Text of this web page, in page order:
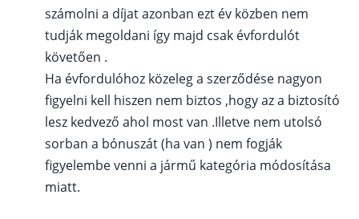
számolni a díjat azonban ezt év közben nem
tudják megoldani így majd csak évfordulót
követően .
Ha évfordulóhoz közeleg a szerződése nagyon
figyelni kell hiszen nem biztos ,hogy az a biztosító
lesz kedvező ahol most van .Illetve nem utolsó
sorban a bónuszát (ha van ) nem fogják
figyelembe venni a jármű kategória módosítása
miatt.